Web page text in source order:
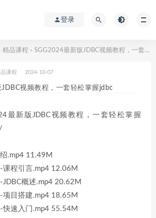
登录
精品课程 > SGG2024最新版JDBC视频教程，一套轻松掌握jdbc
品课程 2024-10-07
视频教程，一套轻松掌握jdbc
最新版JDBC视频教程，一套轻松掌握
.mp4 11.49M
课程引言.mp4 12.06M
概述.mp4 20.62M
项目搭建.mp4 18.65M
快速入门.mp4 55.54M